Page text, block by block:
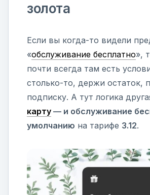
золота
Если вы когда-то видели
«обслуживание бесплатно»,
почти всегда там есть
столько-то, держи остаток,
подписку. А тут логика
карту — и обслуживание
умолчанию на тарифе 3.12.